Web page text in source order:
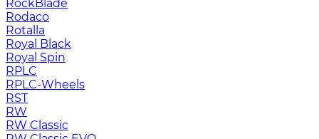
RockBlade
Rodaco
Rotalla
Royal Black
Royal Spin
RPLC
RPLC-Wheels
RST
RW
RW Classic